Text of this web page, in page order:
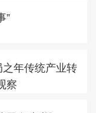
”
之年传统产业转
察